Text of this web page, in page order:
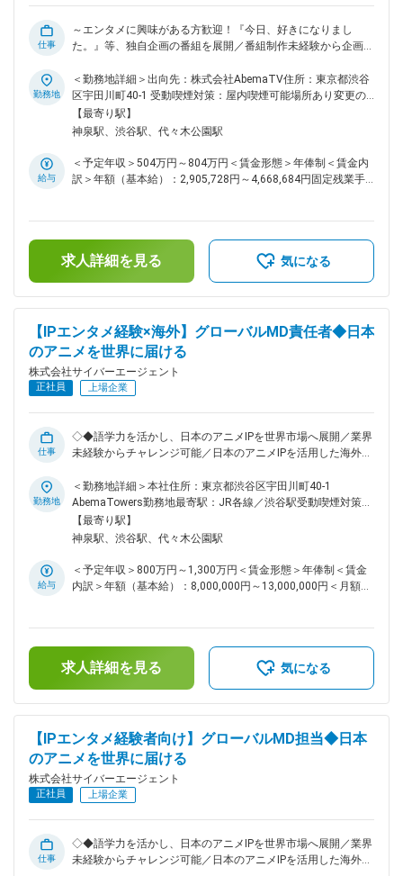
仕事
～エンタメに興味がある方歓迎！『今日、好きになりまし
た。』等、独自企画の番組を展開／番組制作未経験から企画に
なフェーズ／CM、タイアップ企画、一社提供番組といった多
彩な広告プロダクトを活用したソリューション提案・実行を担
う～ ■業務内容 「ABEMA」の広告主や代理店の課題や要望に
対して、CM、タイアップ企画、一社提供番組といった多彩な
す。番組制作部門と連携しながら、企画・広告提案に関わるこ
とが出来ます。コンテンツ作りから一気通貫して担えるポジシ
画立案、要件整理 ・社内（営業、クリエイティブ、番組制作
等）および外部パートナーとの連携・交渉 ・案件の進行管
理、クオリティ管理、納品までの進捗管理 ・実施後の効果検
証、および次フェーズへの改善提案 ・営業担当への同行、プ
トに立つ案件に対し、プランナーとしてアサインされます。社
内のクリエイティブチームや制作陣とフラットに連携し、企画
の骨子作成から実際の制作ディレクション、放送後の振り返り
まで一気通貫で担当します。 基本的に任された領域について
は個人の裁量で判断・進行できる場面が多く、スピード感を持
った意思決定が可能です。 ■ポジションの魅力： ・市場価値
貫のスキルセット: 広告の企画～制作ディレクション～効果検
証まで一気通貫で関わることで、制作経験とマーケティング経
ジナルプロダクトが多彩であり、広告主の課題解決に向けて自
由な発想でプランニングできる面白さがあります。 ※株式会社
AbemaTVへ在籍出向いただきます。 ■株式会社AbemaTVにつ
いて テレビ朝日とサイバーエージェントの共同出資によって
ルのコンテンツを視聴者に提供しています。 変更の範囲：会
社の定める業務
勤務地
＜勤務地詳細＞出向先：株式会社AbemaTV住所：東京都渋谷
区宇田川町40-1 受動喫煙対策：屋内喫煙可能場所あり変更の
範囲：会社の定める事業所（リモートワーク含む）
【最寄り駅】
神泉駅、渋谷駅、代々木公園駅
給与
＜予定年収＞504万円～804万円＜賃金形態＞年俸制＜賃金内
訳＞年額（基本給）：2,905,728円～4,668,684円固定残業手
有無＞有＜残業手当＞有＜給与補足＞※経験・能力を考慮の
上、当社規定により優遇します。※半期ごとの目標管理制度を
導入しており、評価に応じて年俸を見直します。■給与改定
上下する可能性があります。月給(月額)は固定手当を含めた表
記です。
求人詳細を見る 気になる
【IPエンタメ経験×海外】グローバルMD責任者◆日本
のアニメを世界に届ける
株式会社サイバーエージェント
正社員 上場企業
仕事
◇◆語学力を活かし、日本のアニメIPを世界市場へ展開／業界
未経験からチャレンジ可能／日本のアニメIPを活用した海外向
ジアのメーカーを中心に日本のアニメIPの提案を行い、ライセ
ンシーとして活用いただけるように伴走いただく業務となりま
す。 アニメIPはサイバーエージェント所有のものもあれば、
日本の他メーカーのIPを提案するケースもございます。 具体
・海外（主にアジア圏）でヒットに繋がりそうなアニメIPの発
掘 ・ライセンシーと成り得る海外企業に対しての提案 ・ライ
実行 ■本ポジションの魅力： ・サイバーエージェントグルー
プでの多様なリソースを活用しながらアニメ事業の拡大に携わ
ることができます。 ・事業立ち上げ、事業拡大のフェーズに
携わることができます。 ・業界未経験からアニメ事業にチャ
について： ◎2019年に、アニメ×ゲームIPとしてプロデュース
したTVアニメ『IDOLY PRIDE -アイドリープライド-』を世に出
したところ沢山の反響をいただきました。 ◎昨年10月クール
に放送した『プラオレ！～PRIDE OF ORANGE～』は、アニ
メ・ゲーム化が前提のプロジェクトで企画開発からアニメ放送
までに約5年ほどかかりましたが、今後は事業サイズも着実に
化も進めています。 ■会社概要： 当社サイバーエージェント
は、アニメ領域に強みを持つABEMAに代表されるメディア事
勤務地
＜勤務地詳細＞本社住所：東京都渋谷区宇田川町40-1
AbemaTowers勤務地最寄駅：JR各線／渋谷駅受動喫煙対策：
屋内喫煙可能場所あり変更の範囲：会社の定める事業所（リモ
ートワーク含む）
【最寄り駅】
神泉駅、渋谷駅、代々木公園駅
給与
＜予定年収＞800万円～1,300万円＜賃金形態＞年俸制＜賃金
内訳＞年額（基本給）：8,000,000円～13,000,000円＜月額＞
目安の金額であり、選考を通じて上下する可能性があります。
月給(月額)は固定手当を含めた表記です。
求人詳細を見る 気になる
【IPエンタメ経験者向け】グローバルMD担当◆日本
のアニメを世界に届ける
株式会社サイバーエージェント
正社員 上場企業
仕事
◇◆語学力を活かし、日本のアニメIPを世界市場へ展開／業界
未経験からチャレンジ可能／日本のアニメIPを活用した海外向